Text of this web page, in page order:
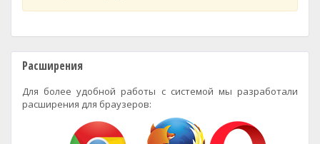
Расширения
Для более удобной работы с системой мы разработали
расширения для браузеров: